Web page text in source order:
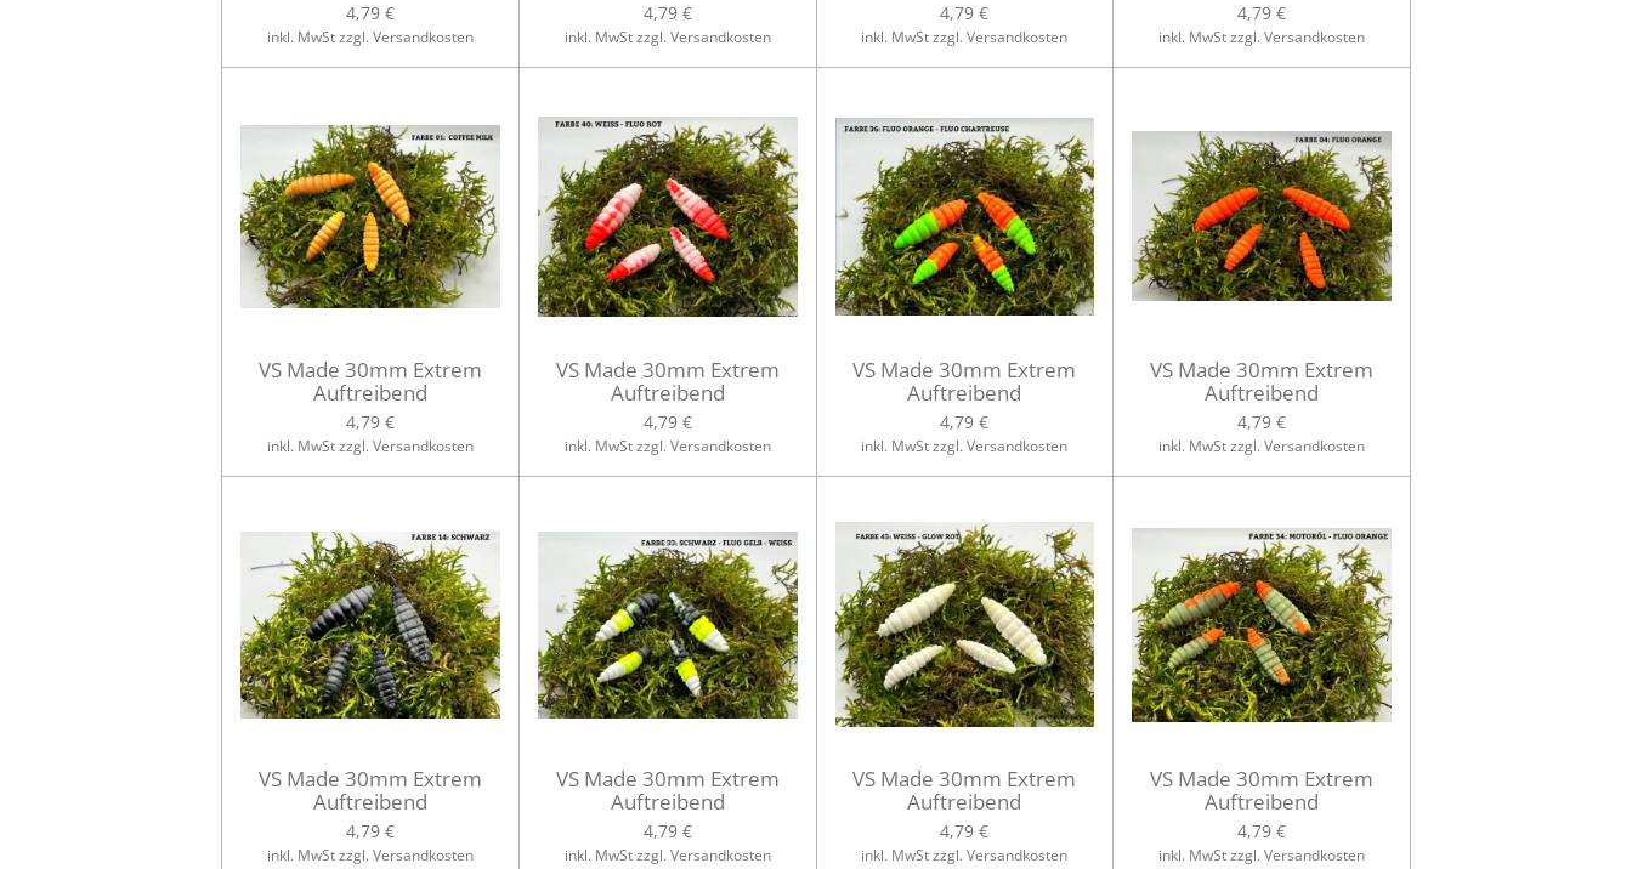
4,79 €
inkl. MwSt zzgl. Versandkosten
4,79 €
inkl. MwSt zzgl. Versandkosten
4,79 €
inkl. MwSt zzgl. Versandkosten
4,79 €
inkl. MwSt zzgl. Versandkosten
VS Made 30mm Extrem
Auftreibend
4,79 €
inkl. MwSt zzgl. Versandkosten
VS Made 30mm Extrem
Auftreibend
4,79 €
inkl. MwSt zzgl. Versandkosten
VS Made 30mm Extrem
Auftreibend
4,79 €
inkl. MwSt zzgl. Versandkosten
VS Made 30mm Extrem
Auftreibend
4,79 €
inkl. MwSt zzgl. Versandkosten
VS Made 30mm Extrem
Auftreibend
4,79 €
inkl. MwSt zzgl. Versandkosten
VS Made 30mm Extrem
Auftreibend
4,79 €
inkl. MwSt zzgl. Versandkosten
VS Made 30mm Extrem
Auftreibend
4,79 €
inkl. MwSt zzgl. Versandkosten
VS Made 30mm Extrem
Auftreibend
4,79 €
inkl. MwSt zzgl. Versandkosten